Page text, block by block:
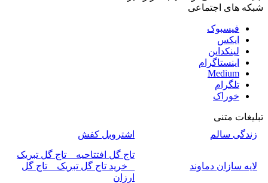
شبکه های اجتماعی
فیسبوک
ایکس
لینکداین
اینستاگرام
Medium
تلگرام
خوراک
تبلیغات متنی
زندگی سالم
اشتروبل کفش
لایه سازان دماوند
تاج گل افتتاحیه _ تاج گل تبریک
_ خرید تاج گل تبریک _ تاج گل
ارزان